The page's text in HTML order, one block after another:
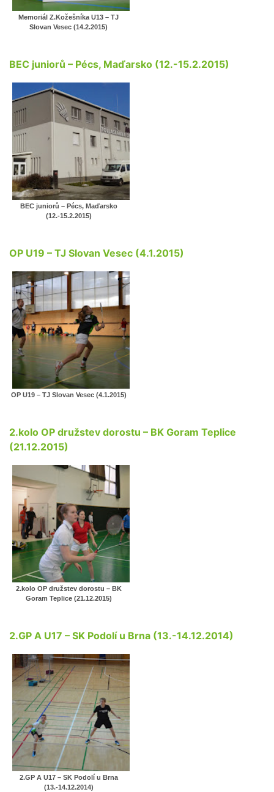
Memoriál Z.Kožešníka U13 – TJ
Slovan Vesec (14.2.2015)
BEC juniorů – Pécs, Maďarsko (12.-15.2.2015)
BEC juniorů – Pécs, Maďarsko
(12.-15.2.2015)
OP U19 – TJ Slovan Vesec (4.1.2015)
OP U19 – TJ Slovan Vesec (4.1.2015)
2.kolo OP družstev dorostu – BK Goram Teplice
(21.12.2015)
2.kolo OP družstev dorostu – BK
Goram Teplice (21.12.2015)
2.GP A U17 – SK Podolí u Brna (13.-14.12.2014)
2.GP A U17 – SK Podolí u Brna
(13.-14.12.2014)